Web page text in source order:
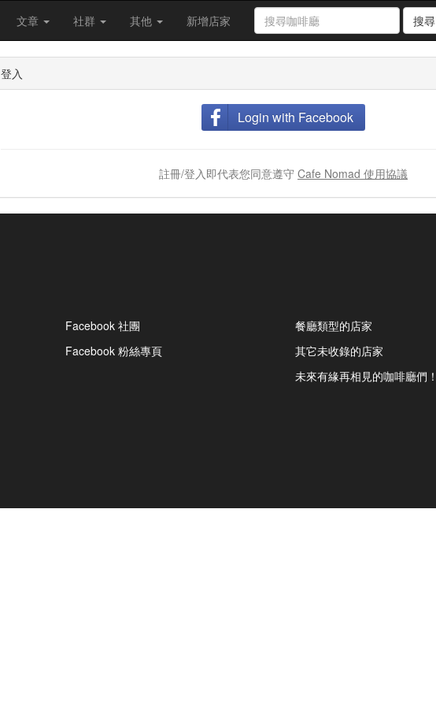
文章 社群 其他 新增店家 搜尋
登入
Login with Facebook
註冊/登入即代表您同意遵守 Cafe Nomad 使用協議
Facebook 社團
Facebook 粉絲專頁
餐廳類型的店家
其它未收錄的店家
未來有緣再相見的咖啡廳們！